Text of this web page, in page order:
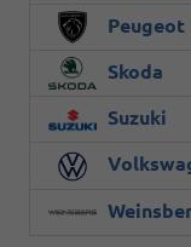
Peugeot
Skoda
Suzuki